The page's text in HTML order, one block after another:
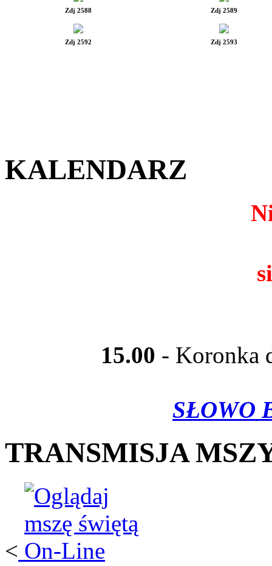
Zdj 2588 Zdj 2589
Zdj 2592 Zdj 2593
KALENDARZ
15.00 - Koronka
SŁOWO
TRANSMISJA
<